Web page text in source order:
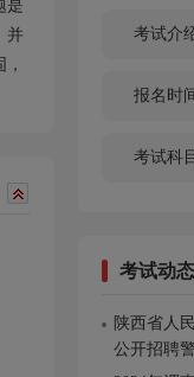
是
并
考试介
报名时
考试科目
考试动态
陕西省人
公开招聘